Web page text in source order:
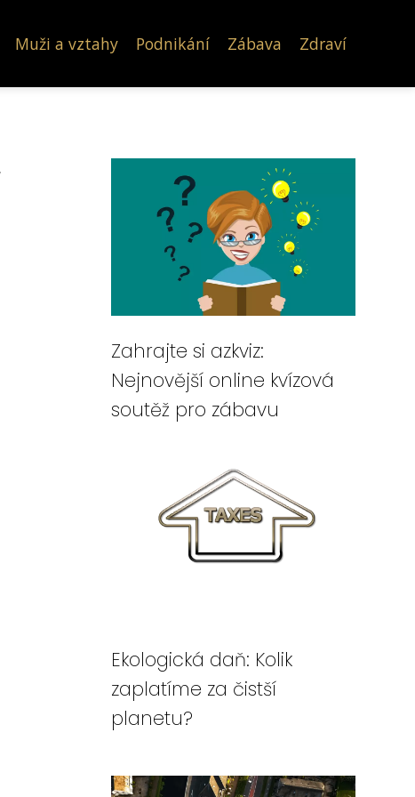
Muži a vztahy Podnikání Zábava Zdraví
Zahrajte si azkviz:
Nejnovější online kvízová
soutěž pro zábavu
Ekologická daň: Kolik
zaplatíme za čistší
planetu?